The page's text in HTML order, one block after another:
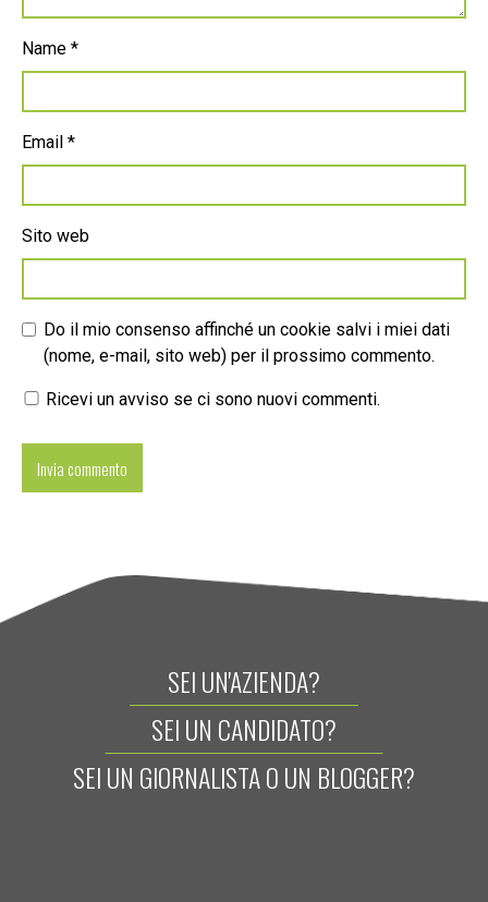
Name *
Email *
Sito web
Do il mio consenso affinché un cookie salvi i miei dati
(nome, e-mail, sito web) per il prossimo commento.
Ricevi un avviso se ci sono nuovi commenti.
SEI UN'AZIENDA?
SEI UN CANDIDATO?
SEI UN GIORNALISTA O UN BLOGGER?